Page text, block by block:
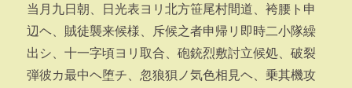
当月九日朝、日光表ヨリ北方笹尾村間道、袴腰ト申
辺ヘ、賊徒襲来候様、斥候之者申帰リ即時二小隊繰
出シ、十一字頃ヨリ取合、砲銃烈敷討立候処、破裂
弾彼カ最中ヘ堕チ、忽狼狽ノ気色相見ヘ、乗其機攻